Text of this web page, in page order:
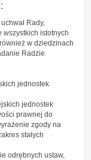
Rady,
istotnych
w dziedzinach
Radzie
jednostek
jednostek
prawnej do
zgody na
stałych
odrębnych ustaw,